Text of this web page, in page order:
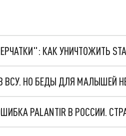
КАК УНИЧТОЖИТЬ
ВСУ. НО БЕДЫ ДЛЯ МАЛЫШЕЙ